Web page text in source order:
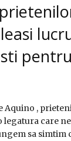
Aquino ,
legatura care
sa simtim